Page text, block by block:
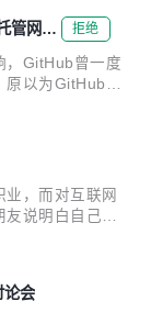
管网站
拒绝
，GitHub曾一度
以为GitHub会
让其开放。可
内有人在做类
的张海龙。雷锋
者的角度，解
业后在Oracle
，而对互联网
说明白自己是
来聊聊互联网
在许多亲戚朋
论会